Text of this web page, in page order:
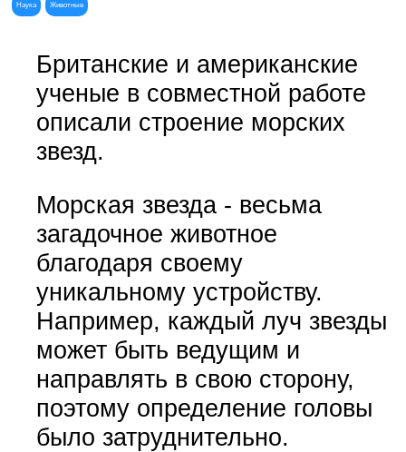
Наука Животные
Британские и американские
ученые в совместной работе
описали строение морских
звезд.
Морская звезда - весьма
загадочное животное
благодаря своему
уникальному устройству.
Например, каждый луч звезды
может быть ведущим и
направлять в свою сторону,
поэтому определение головы
было затруднительно.